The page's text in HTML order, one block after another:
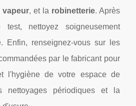
vapeur, et la robinetterie. Après
nettoyez soigneusement
Enfin, renseignez-vous sur les
par le fabricant pour
l'hygiène de votre espace de
périodiques et la